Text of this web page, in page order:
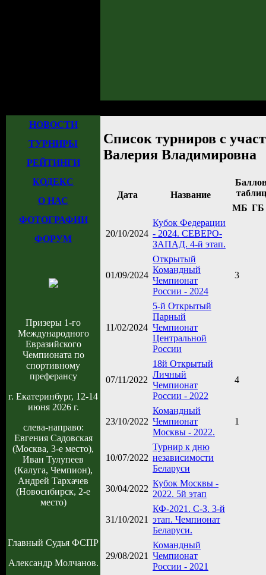
НОВОСТИ
ТУРНИРЫ
РЕЙТИНГИ
КОДЕКС
О НАС
ФОТОГРАФИИ
ФОРУМ
Призеры 1-го
Международного
Евразийского
Чемпионата по
спортивному
преферансу
г. Екатеринбург, 12-14
июня 2026 г.
слева-направо:
Евгения Садовская
(Москва, 3-е место),
Иван Тулупеев
(Калуга, Чемпион),
Андрей Тархачев
(Новосибирск, 2-е
место)
Главный Судья ФСПР
Александр Молчанов.
Список турниров с
Валерия Владимировна
Дата Название
МБ ГБ
20/10/2024
Кубок Федерации
- 2024. СЕВЕРО-
ЗАПАД. 4-й этап.
01/09/2024
Открытый
Командный
Чемпионат
России - 2024
3
11/02/2024
5-й Открытый
Парный
Чемпионат
Центральной
России
07/11/2022
18й Открытый
Личный
Чемпионат
России - 2022
4
23/10/2022
Командный
Чемпионат
Москвы - 2022.
1
10/07/2022
Турнир к дню
независимости
Беларуси
30/04/2022
Кубок Москвы -
2022. 5й этап
31/10/2021
КФ-2021. С-З. 3-й
этап. Чемпионат
Беларуси.
29/08/2021
Командный
Чемпионат
России - 2021